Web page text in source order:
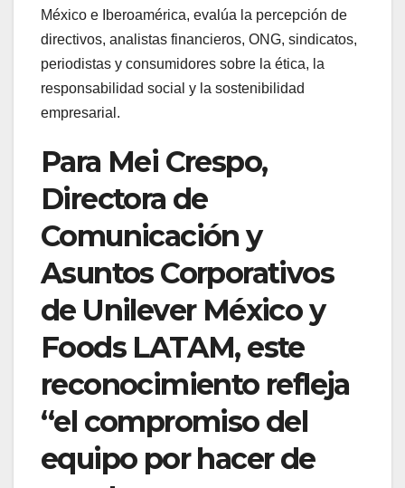
México e Iberoamérica, evalúa la percepción de
directivos, analistas financieros, ONG, sindicatos,
periodistas y consumidores sobre la ética, la
responsabilidad social y la sostenibilidad
empresarial.
Para Mei Crespo,
Directora de
Comunicación y
Asuntos Corporativos
de Unilever México y
Foods LATAM, este
reconocimiento refleja
“el compromiso del
equipo por hacer de